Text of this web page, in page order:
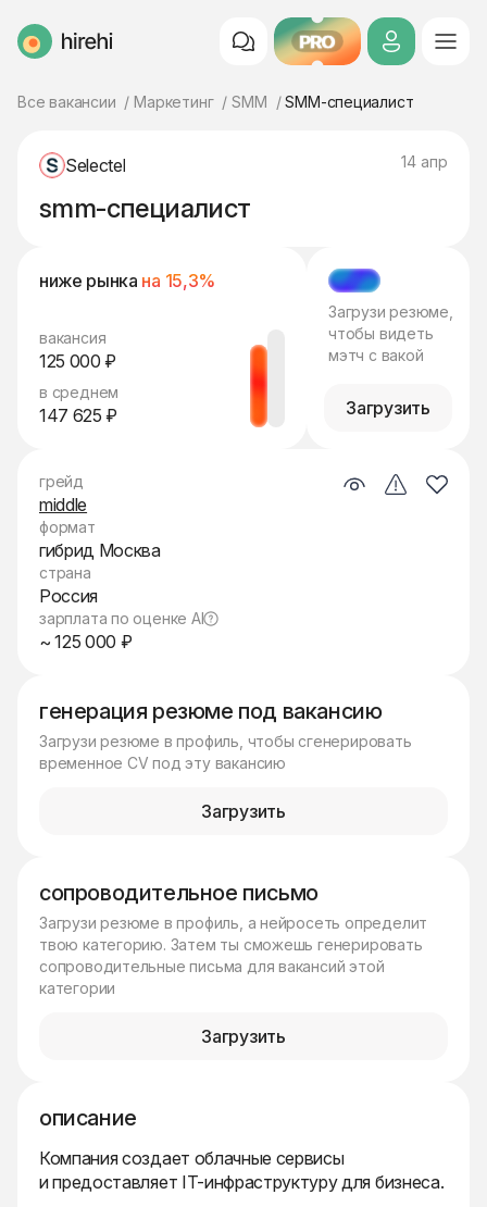
HireHi PRO
Все вакансии Маркетинг SMM SMM-специалист
Selectel 14 апр
smm-специалист
ниже рынка на 15,3%
вакансия
125 000 ₽
в среднем
147 625 ₽
МЭТЧ
Загрузи резюме,
чтобы видеть
мэтч с вакой
Загрузить
генерация резюме под вакансию
Загрузи резюме в профиль, чтобы сгенерировать
временное CV под эту вакансию
Загрузить
сопроводительное письмо
Загрузи резюме в профиль, а нейросеть определит
твою категорию. Затем ты сможешь генерировать
сопроводительные письма для вакансий этой
категории
Загрузить
описание
Компания создает облачные сервисы
и предоставляет IT-инфраструктуру для бизнеса.
грейд
middle
формат
гибрид Москва
страна
Россия
зарплата по оценке AI
~ 125 000 ₽